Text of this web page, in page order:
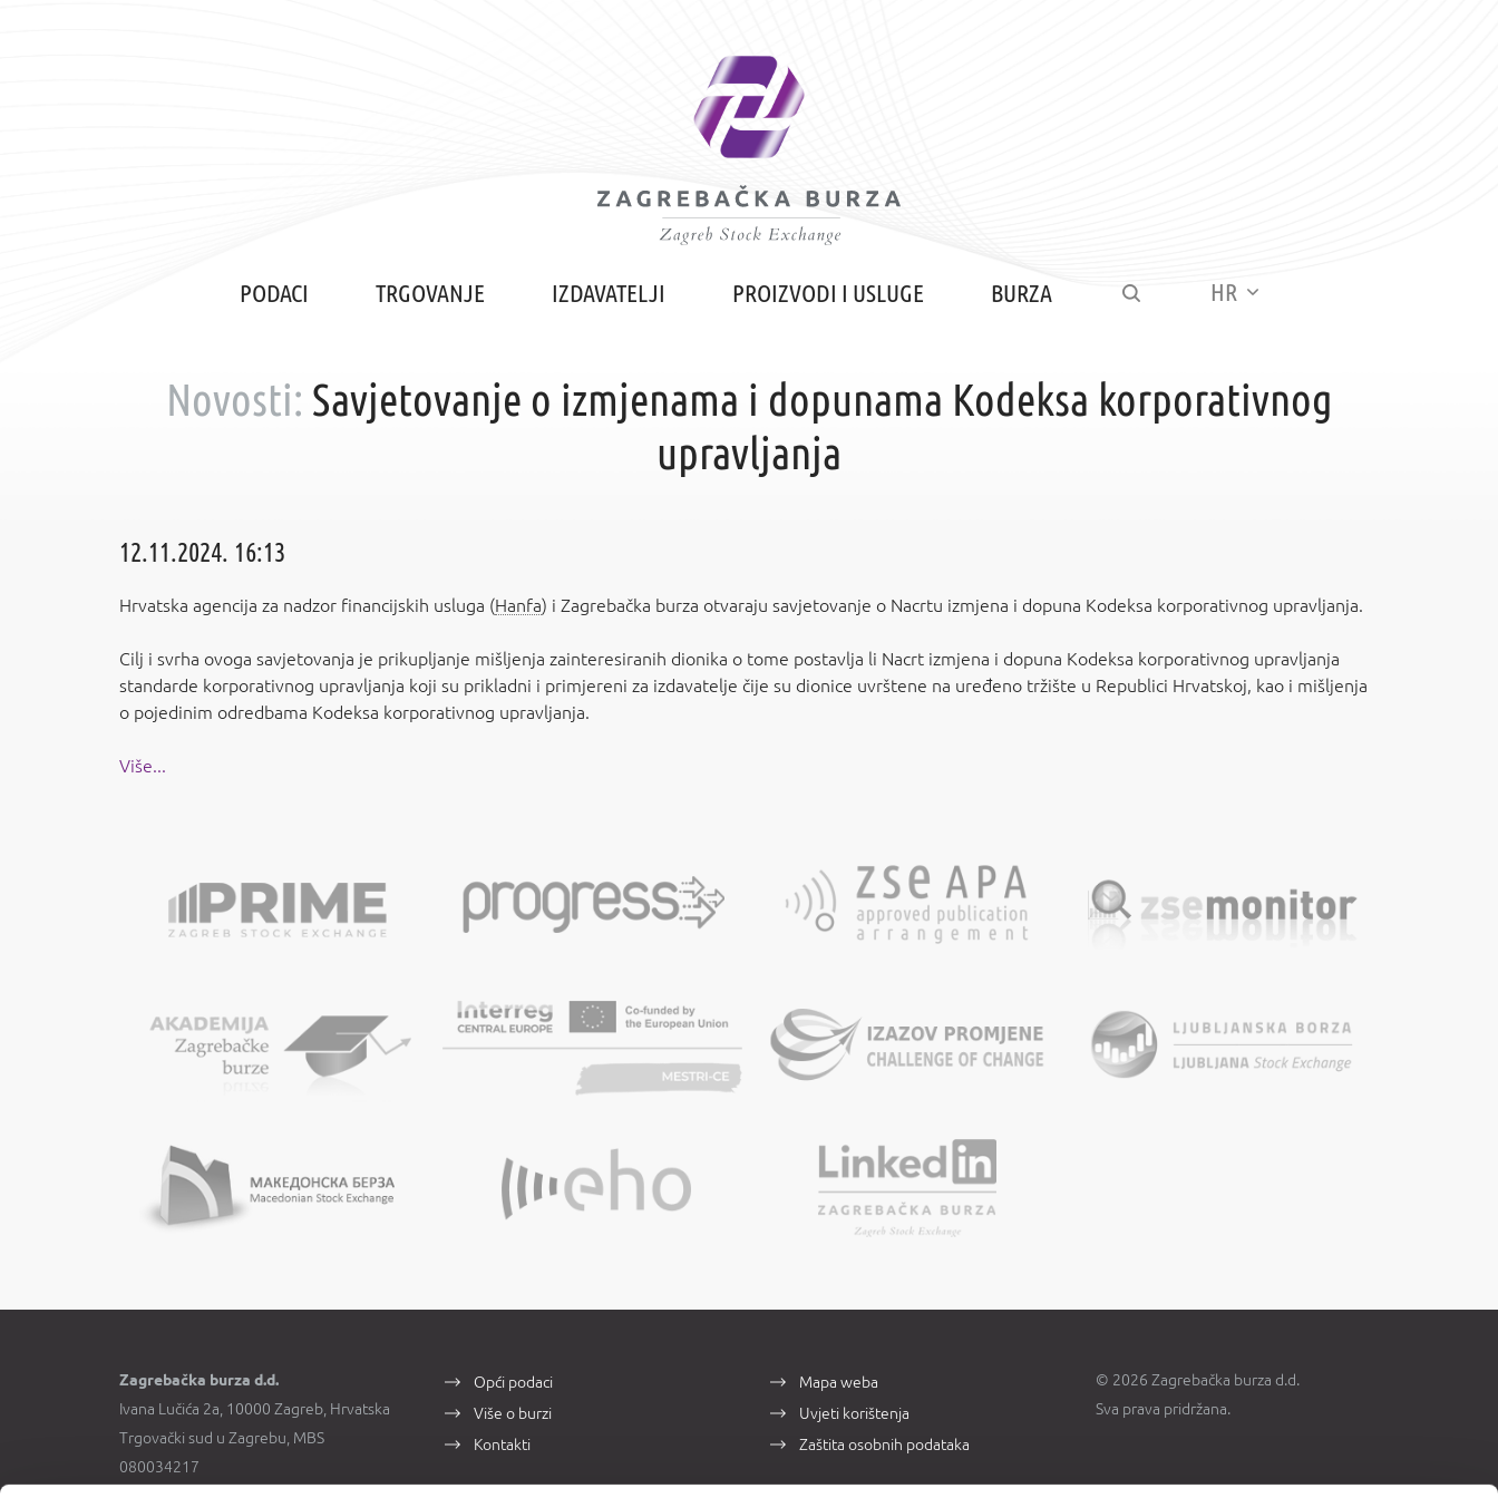
PODACI TRGOVANJE IZDAVATELJI PROIZVODI I USLUGE BURZA HR
Novosti: Savjetovanje o izmjenama i dopunama Kodeksa korporativnog
upravljanja
12.11.2024. 16:13
Hrvatska agencija za nadzor financijskih usluga (Hanfa) i Zagrebačka burza otvaraju savjetovanje o Nacrtu izmjena i dopuna Kodeksa korporativnog upravljanja.
Cilj i svrha ovoga savjetovanja je prikupljanje mišljenja zainteresiranih dionika o tome postavlja li Nacrt izmjena i dopuna Kodeksa korporativnog upravljanja
standarde korporativnog upravljanja koji su prikladni i primjereni za izdavatelje čije su dionice uvrštene na uređeno tržište u Republici Hrvatskoj, kao i mišljenja
o pojedinim odredbama Kodeksa korporativnog upravljanja.
Više...
Zagrebačka burza d.d.
Ivana Lučića 2a, 10000 Zagreb, Hrvatska
Trgovački sud u Zagrebu, MBS
080034217
Opći podaci
Više o burzi
Kontakti
Mapa weba
Uvjeti korištenja
Zaštita osobnih podataka
© 2026 Zagrebačka burza d.d.
Sva prava pridržana.